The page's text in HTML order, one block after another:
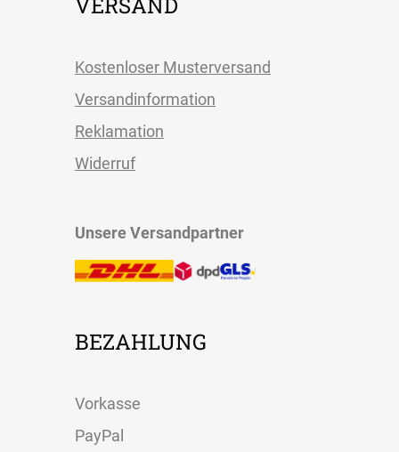
Kostenloser Musterversand
Versandinformation
Reklamation
Widerruf
Unsere Versandpartner
BEZAHLUNG
Vorkasse
PayPal